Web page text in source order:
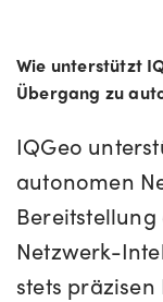
Wie unterstützt
Übergang zu
IQGeo
autonomen
Netzwerk-
stets